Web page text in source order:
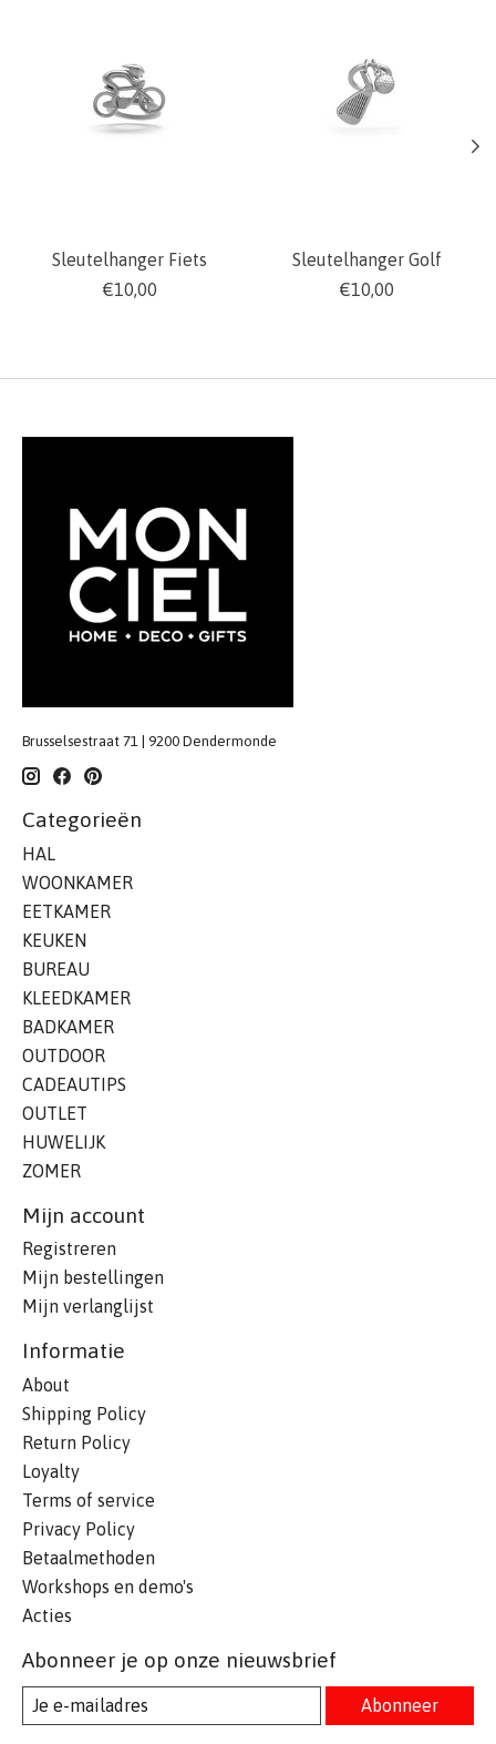
Sleutelhanger Fiets
€10,00
Sleutelhanger Golf
€10,00
Brusselsestraat 71 | 9200 Dendermonde
Categorieën
HAL
WOONKAMER
EETKAMER
KEUKEN
BUREAU
KLEEDKAMER
BADKAMER
OUTDOOR
CADEAUTIPS
OUTLET
HUWELIJK
ZOMER
Mijn account
Registreren
Mijn bestellingen
Mijn verlanglijst
Informatie
About
Shipping Policy
Return Policy
Loyalty
Terms of service
Privacy Policy
Betaalmethoden
Workshops en demo's
Acties
Abonneer je op onze nieuwsbrief
Abonneer